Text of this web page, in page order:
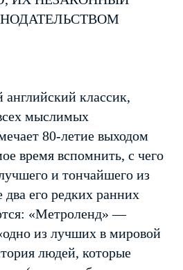
классик,
мыслимых
80-летие выходом
время вспомнить, с чего
и тончайшего из
его редких ранних
«Метроленд» —
из лучших в мировой
людей, которые